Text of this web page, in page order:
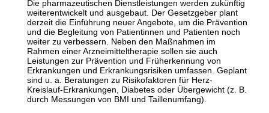
Die pharmazeutischen Dienstleistungen werden zukünftig
weiterentwickelt und ausgebaut. Der Gesetzgeber plant
derzeit die Einführung neuer Angebote, um die Prävention
und die Begleitung von Patientinnen und Patienten noch
weiter zu verbessern. Neben den Maßnahmen im
Rahmen einer Arzneimitteltherapie sollen sie auch
Leistungen zur Prävention und Früherkennung von
Erkrankungen und Erkrankungsrisiken umfassen. Geplant
sind u. a. Beratungen zu Risikofaktoren für Herz-
Kreislauf-Erkrankungen, Diabetes oder Übergewicht (z. B.
durch Messungen von BMI und Taillenumfang).